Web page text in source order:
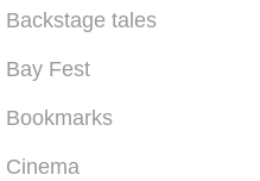
Backstage tales
Bay Fest
Bookmarks
Cinema